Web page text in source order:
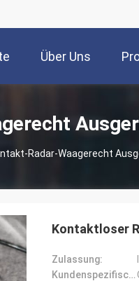
Über Uns
Radar-Waagerecht
Kontaktloser
Zulassung:
Kundenspezifische Unterstützung: